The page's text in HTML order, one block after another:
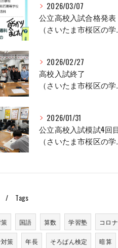
2026/03/07
公立高校入試合格発表
（さいたま市桜区の学習塾、セルモ土合教室）
2026/02/27
高校入試終了
（さいたま市桜区の学習塾、セルモ土合教室）
2026/01/31
公立高校入試模試4回目
（さいたま市桜区の学習塾、セルモ土合教室）
Tags
国語 算数 学習塾 コロナ
策 年長 そろばん検定 暗算